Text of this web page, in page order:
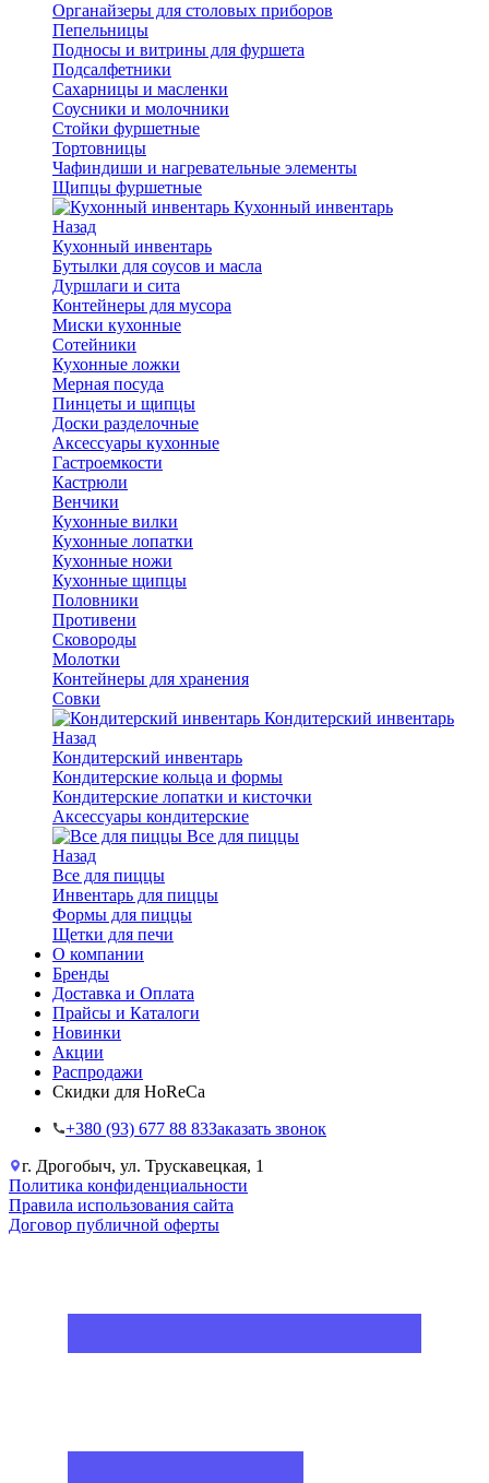
Органайзеры для столовых приборов
Пепельницы
Подносы и витрины для фуршета
Подсалфетники
Сахарницы и масленки
Соусники и молочники
Стойки фуршетные
Тортовницы
Чафиндиши и нагревательные элементы
Щипцы фуршетные
Кухонный инвентарь
Назад
Кухонный инвентарь
Бутылки для соусов и масла
Дуршлаги и сита
Контейнеры для мусора
Миски кухонные
Сотейники
Кухонные ложки
Мерная посуда
Пинцеты и щипцы
Доски разделочные
Аксессуары кухонные
Гастроемкости
Кастрюли
Венчики
Кухонные вилки
Кухонные лопатки
Кухонные ножи
Кухонные щипцы
Половники
Противени
Сковороды
Молотки
Контейнеры для хранения
Совки
Кондитерский инвентарь
Назад
Кондитерский инвентарь
Кондитерские кольца и формы
Кондитерские лопатки и кисточки
Аксессуары кондитерские
Все для пиццы
Назад
Все для пиццы
Инвентарь для пиццы
Формы для пиццы
Щетки для печи
О компании
Бренды
Доставка и Оплата
Прайсы и Каталоги
Новинки
Акции
Распродажи
Скидки для HoReCa
+38‎0 (93) 677 88 83Заказать звонок
г. Дрогобыч, ул. Трускавецкая, 1
Политика конфиденциальности
Правила использования сайта
Договор публичной оферты